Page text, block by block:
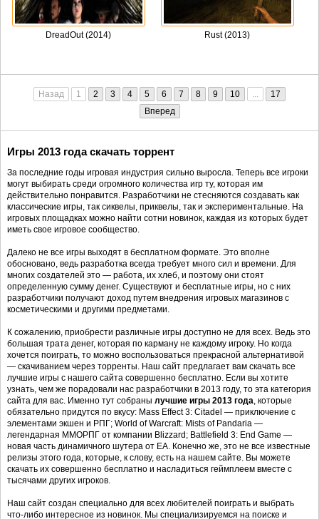
DreadOut (2014) Rust (2013)
Назад 1 2 3 4 5 6 7 8 9 10
17
Вперед
Игры 2013 года скачать торрент
За последние годы игровая индустрия сильно выросла. Теперь все игроки
могут выбирать среди огромного количества игр ту, которая им
действительно понравится. Разработчики не стесняются создавать как
классические игры, так сиквелы, приквелы, так и экспериментальные. На
игровых площадках можно найти сотни новинок, каждая из которых будет
иметь свое игровое сообщество.
Далеко не все игры выходят в бесплатном формате. Это вполне
обосновано, ведь разработка всегда требует много сил и времени. Для
многих создателей это — работа, их хлеб, и поэтому они стоят
определенную сумму денег. Существуют и бесплатные игры, но с них
разработчики получают доход путем внедрения игровых магазинов с
косметическими и другими предметами.
К сожалению, приобрести различные игры доступно не для всех. Ведь это
большая трата денег, которая по карману не каждому игроку. Но когда
хочется поиграть, то можно воспользоваться прекрасной альтернативой
— скачиванием через торренты. Наш сайт предлагает вам скачать все
лучшие игры с нашего сайта совершенно бесплатно. Если вы хотите
узнать, чем же порадовали нас разработчики в 2013 году, то эта категория
сайта для вас. Именно тут собраны лучшие игры 2013 года , которые
обязательно придутся по вкусу: Mass Effect 3: Citadel — приключение с
элементами экшен и РПГ; World of Warcraft: Mists of Pandaria —
легендарная ММОРПГ от компании Blizzard; Battlefield 3: End Game —
новая часть динамичного шутера от EA. Конечно же, это не все известные
релизы этого года, которые, к слову, есть на нашем сайте. Вы можете
скачать их совершенно бесплатно и насладиться геймплеем вместе с
тысячами других игроков.
Наш сайт создан специально для всех любителей поиграть и выбрать
что-либо интересное из новинок. Мы специализируемся на поиске и